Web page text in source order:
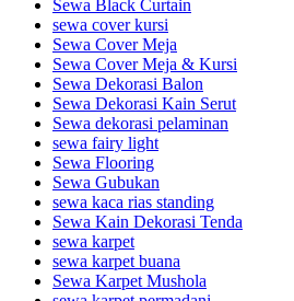
Sewa Black Curtain
sewa cover kursi
Sewa Cover Meja
Sewa Cover Meja & Kursi
Sewa Dekorasi Balon
Sewa Dekorasi Kain Serut
Sewa dekorasi pelaminan
sewa fairy light
Sewa Flooring
Sewa Gubukan
sewa kaca rias standing
Sewa Kain Dekorasi Tenda
sewa karpet
sewa karpet buana
Sewa Karpet Mushola